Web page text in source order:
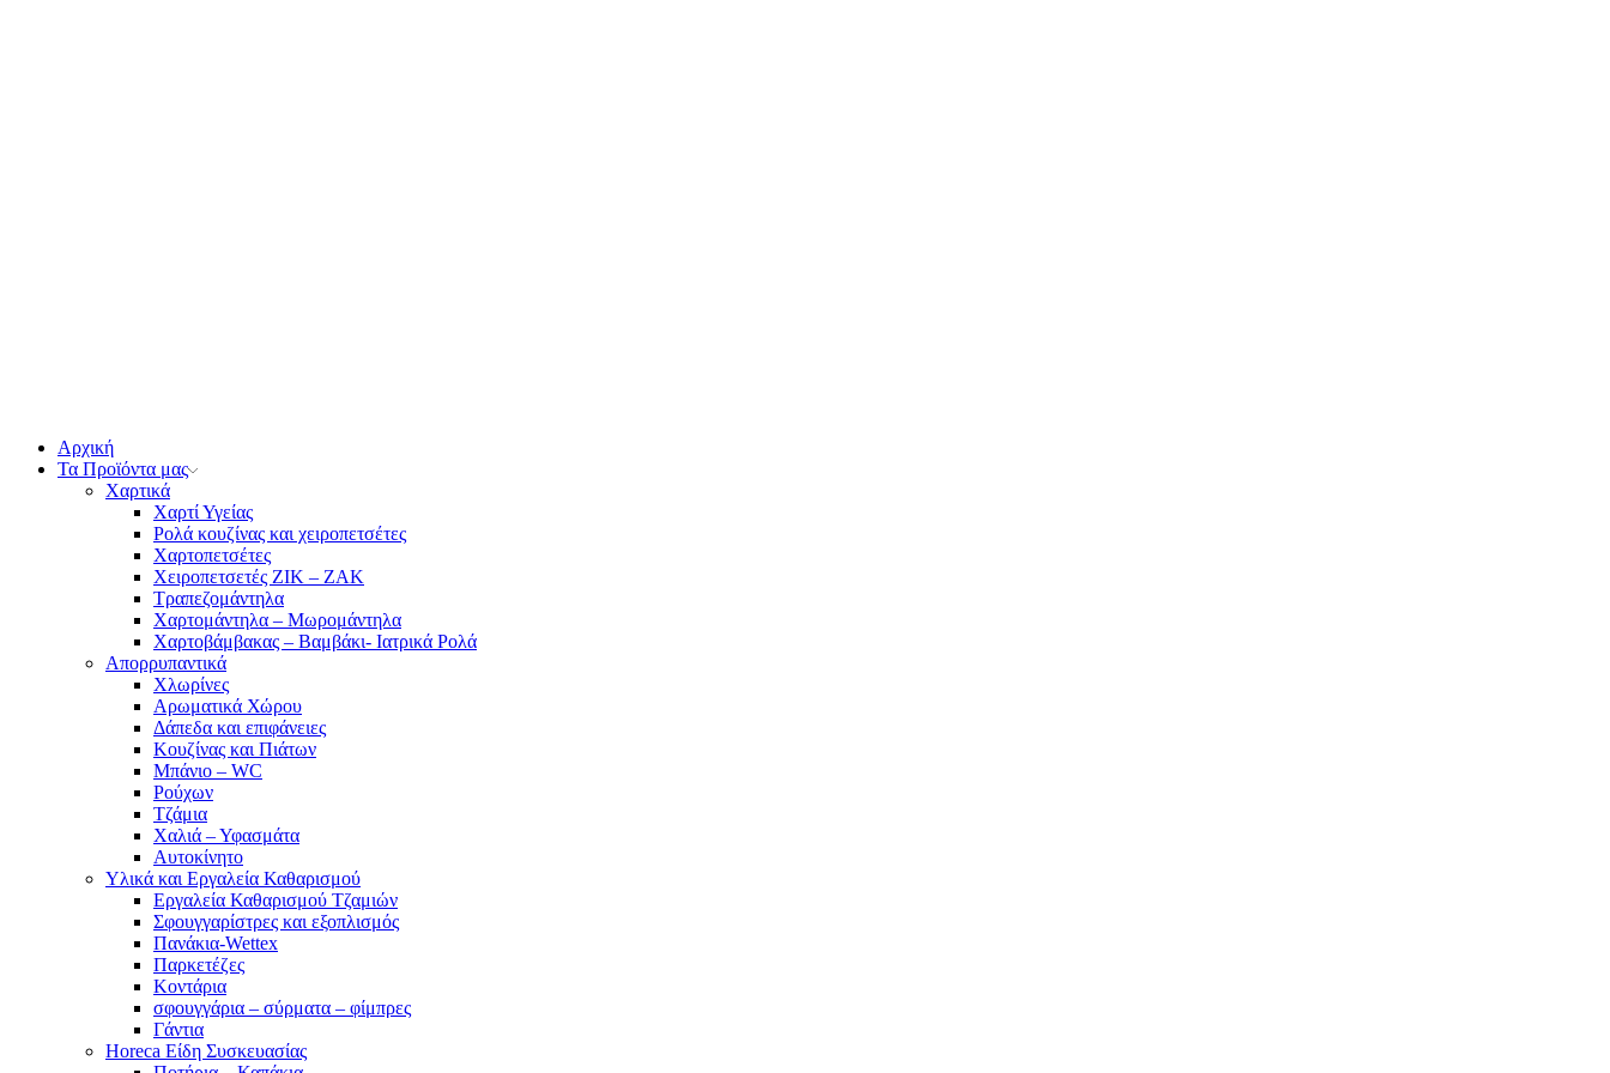
Αρχική
Τα Προϊόντα μας
Χαρτικά
Χαρτί Υγείας
Ρολά κουζίνας και χειροπετσέτες
Χαρτοπετσέτες
Χειροπετσετές ΖΙΚ – ΖΑΚ
Τραπεζομάντηλα
Χαρτομάντηλα – Μωρομάντηλα
Χαρτοβάμβακας – Βαμβάκι- Ιατρικά Ρολά
Απορρυπαντικά
Χλωρίνες
Αρωματικά Χώρου
Δάπεδα και επιφάνειες
Κουζίνας και Πιάτων
Μπάνιο – WC
Ρούχων
Τζάμια
Χαλιά – Υφασμάτα
Αυτοκίνητο
Υλικά και Εργαλεία Καθαρισμού
Εργαλεία Καθαρισμού Τζαμιών
Σφουγγαρίστρες και εξοπλισμός
Πανάκια-Wettex
Παρκετέζες
Κοντάρια
σφουγγάρια – σύρματα – φίμπρες
Γάντια
Horeca Είδη Συσκευασίας